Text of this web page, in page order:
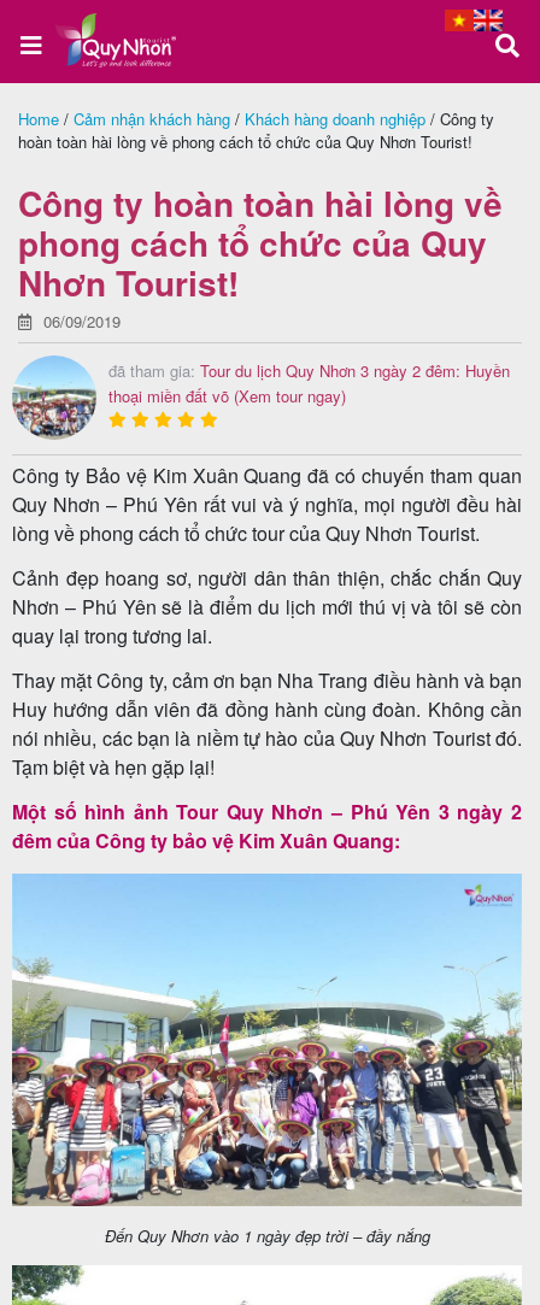
Trang
Tour
Quy
Nhơn
Tour
Phú
Yên
Tour
trong
nước
Combo
Quy
Lịch
khởi
hành
Tin
du
Home / Cảm nhận khách hàng / Khách hàng doanh nghiệp / Công ty
hoàn toàn hài lòng về phong cách tổ chức của Quy Nhơn Tourist!
Công ty hoàn toàn hài lòng về
phong cách tổ chức của Quy
Nhơn Tourist!
06/09/2019
đã tham gia: Tour du lịch Quy Nhơn 3 ngày 2 đêm: Huyền
thoại miền đất võ (Xem tour ngay)
Công ty Bảo vệ Kim Xuân Quang đã có chuyến tham quan
Quy Nhơn – Phú Yên rất vui và ý nghĩa, mọi người đều hài
lòng về phong cách tổ chức tour của Quy Nhơn Tourist.
Cảnh đẹp hoang sơ, người dân thân thiện, chắc chắn Quy
Nhơn – Phú Yên sẽ là điểm du lịch mới thú vị và tôi sẽ còn
quay lại trong tương lai.
Thay mặt Công ty, cảm ơn bạn Nha Trang điều hành và bạn
Huy hướng dẫn viên đã đồng hành cùng đoàn. Không cần
nói nhiều, các bạn là niềm tự hào của Quy Nhơn Tourist đó.
Tạm biệt và hẹn gặp lại!
Một số hình ảnh Tour Quy Nhơn – Phú Yên 3 ngày 2
đêm của Công ty bảo vệ Kim Xuân Quang:
Đến Quy Nhơn vào 1 ngày đẹp trời – đầy nắng